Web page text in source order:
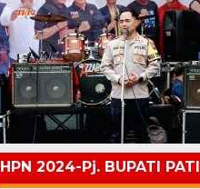
HPN 2024-Pj. BUPATI PATI